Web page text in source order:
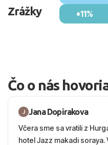
Zrážky
11%
Čo o nás
Jana Dopirakova
Včera sme sa vratili z
hotel Jazz makadi soraya.